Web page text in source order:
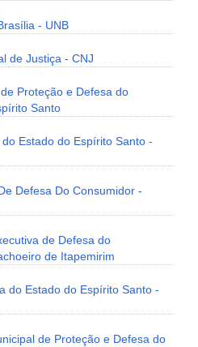
- UNB
de Justiça - CNJ
Proteção e Defesa do
Santo
Estado do Espírito Santo -
Defesa Do Consumidor -
de Defesa do
de Itapemirim
do Estado do Espírito Santo -
de Proteção e Defesa do